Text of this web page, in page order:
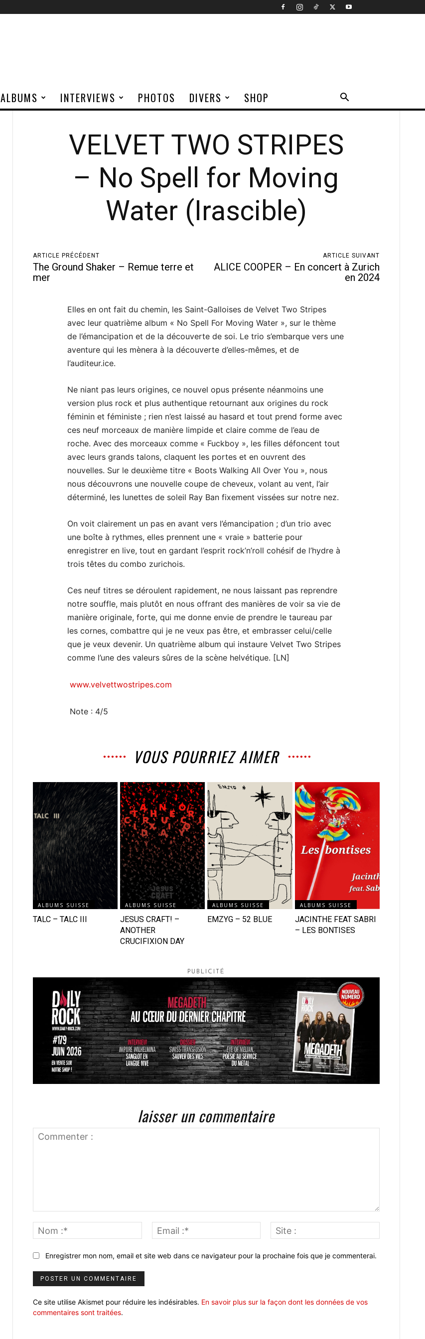
ALBUMS INTERVIEWS PHOTOS DIVERS SHOP
VELVET TWO STRIPES
– No Spell for Moving
Water (Irascible)
ARTICLE PRÉCÉDENT
The Ground Shaker – Remue terre et
mer
ARTICLE SUIVANT
ALICE COOPER – En concert à Zurich
en 2024
Elles en ont fait du chemin, les Saint-Galloises de Velvet Two Stripes
avec leur quatrième album « No Spell For Moving Water », sur le thème
de l’émancipation et de la découverte de soi. Le trio s’embarque vers une
aventure qui les mènera à la découverte d’elles-mêmes, et de
l’auditeur.ice.
Ne niant pas leurs origines, ce nouvel opus présente néanmoins une
version plus rock et plus authentique retournant aux origines du rock
féminin et féministe ; rien n’est laissé au hasard et tout prend forme avec
ces neuf morceaux de manière limpide et claire comme de l’eau de
roche. Avec des morceaux comme « Fuckboy », les filles défoncent tout
avec leurs grands talons, claquent les portes et en ouvrent des
nouvelles. Sur le deuxième titre « Boots Walking All Over You », nous
nous découvrons une nouvelle coupe de cheveux, volant au vent, l’air
déterminé, les lunettes de soleil Ray Ban fixement vissées sur notre nez.
On voit clairement un pas en avant vers l’émancipation ; d’un trio avec
une boîte à rythmes, elles prennent une « vraie » batterie pour
enregistrer en live, tout en gardant l’esprit rock’n’roll cohésif de l’hydre à
trois têtes du combo zurichois.
Ces neuf titres se déroulent rapidement, ne nous laissant pas reprendre
notre souffle, mais plutôt en nous offrant des manières de voir sa vie de
manière originale, forte, qui me donne envie de prendre le taureau par
les cornes, combattre qui je ne veux pas être, et embrasser celui/celle
que je veux devenir. Un quatrième album qui instaure Velvet Two Stripes
comme l’une des valeurs sûres de la scène helvétique. [LN]
www.velvettwostripes.com
Note : 4/5
VOUS POURRIEZ AIMER
ALBUMS SUISSE
TALC – TALC III
ALBUMS SUISSE
JESUS CRAFT! –
ANOTHER
CRUCIFIXION DAY
ALBUMS SUISSE
EMZYG – 52 BLUE
ALBUMS SUISSE
JACINTHE FEAT SABRI
– LES BONTISES
PUBLICITÉ
laisser un commentaire
:*
Email
:*
:
Enregistrer mon nom, email et site web dans ce navigateur pour la prochaine fois que je commenterai.
Ce site utilise Akismet pour réduire les indésirables. En savoir plus sur la façon dont les données de vos
commentaires sont traitées.